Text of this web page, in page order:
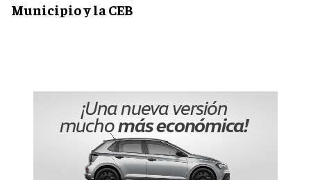
Municipio y la CEB